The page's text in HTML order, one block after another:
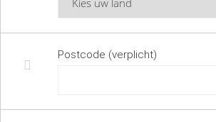
Postcode (verplicht)